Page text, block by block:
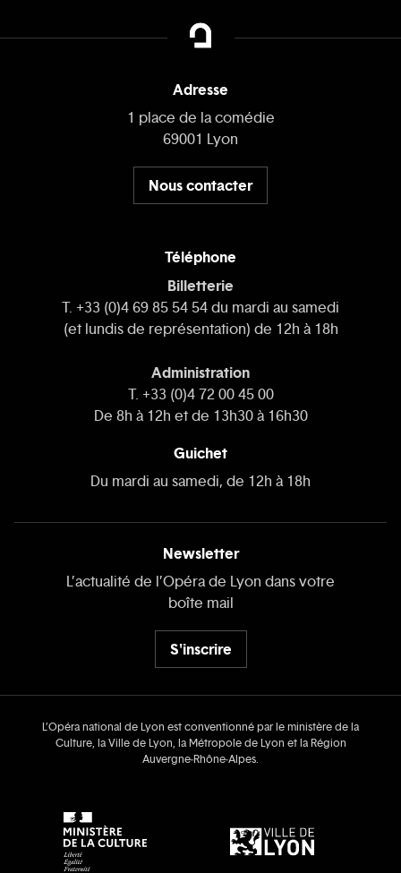
Adresse
1 place de la comédie
69001 Lyon
Nous contacter
Téléphone
Billetterie
T. +33 (0)4 69 85 54 54 du mardi au samedi
(et lundis de représentation) de 12h à 18h
Administration
T. +33 (0)4 72 00 45 00
De 8h à 12h et de 13h30 à 16h30
Guichet
Du mardi au samedi, de 12h à 18h
Newsletter
L’actualité de l’Opéra de Lyon dans votre
boîte mail
S'inscrire
L’Opéra national de Lyon est conventionné par le ministère de la
Culture, la Ville de Lyon, la Métropole de Lyon et la Région
Auvergne‑Rhône‑Alpes.